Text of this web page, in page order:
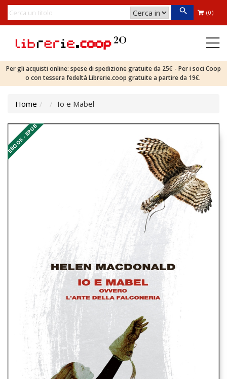
(0)
Per gli acquisti online: spese di spedizione gratuite da 25€ - Per i soci Coop
o con tessera fedeltà Librerie.coop gratuite a partire da 19€.
Home Io e Mabel
EBOOK - EPUB